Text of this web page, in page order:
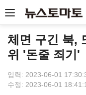
체면 구긴 북,
위 '돈줄 죄기'
입력: 2023-06-01
수정: 2023-06-01